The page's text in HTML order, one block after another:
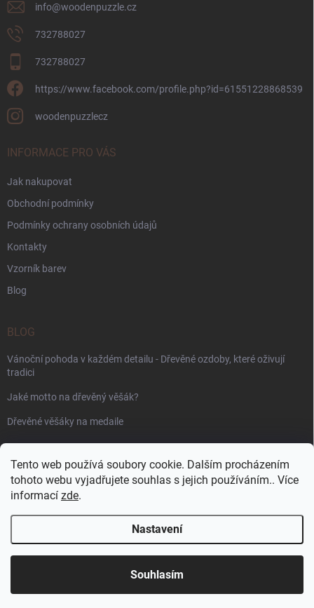
Tento web používá soubory cookie. Dalším procházením
tohoto webu vyjadřujete souhlas s jejich používáním.. Více
informací zde.
Nastavení
Souhlasím
info@woodenpuzzle.cz
732788027
732788027
https://www.facebook.com/profile.php?id=61551228868539
woodenpuzzlecz
INFORMACE PRO VÁS
Jak nakupovat
Obchodní podmínky
Podmínky ochrany osobních údajů
Kontakty
Vzorník barev
Blog
BLOG
Vánoční pohoda v každém detailu - Dřevěné ozdoby, které oživují
tradici
Jaké motto na dřevěný věšák?
Dřevěné věšáky na medaile
PŘIJÍMÁME ONLINE PLATBY
WoodenPuzzle.cz . Všechna práva vyhrazena.